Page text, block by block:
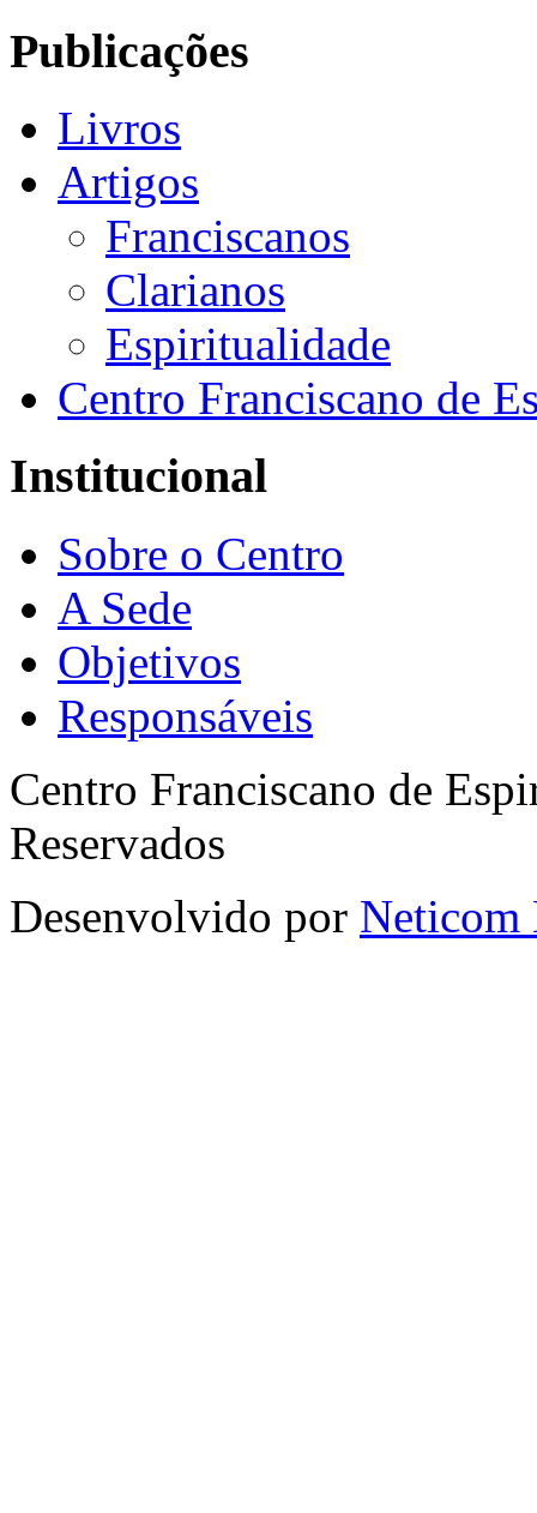
Publicações
Livros
Artigos
Franciscanos
Clarianos
Espiritualidade
Centro Franciscano de
Institucional
Sobre o Centro
A Sede
Objetivos
Responsáveis
Centro Franciscano de
Reservados
Desenvolvido por Neticom